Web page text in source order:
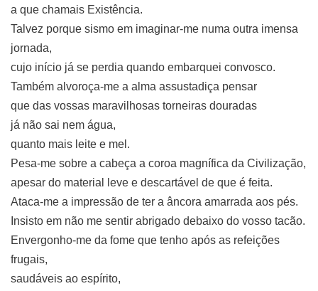
a que chamais Existência.
Talvez porque sismo em imaginar-me numa outra imensa
jornada,
cujo início já se perdia quando embarquei convosco.
Também alvoroça-me a alma assustadiça pensar
que das vossas maravilhosas torneiras douradas
já não sai nem água,
quanto mais leite e mel.
Pesa-me sobre a cabeça a coroa magnífica da Civilização,
apesar do material leve e descartável de que é feita.
Ataca-me a impressão de ter a âncora amarrada aos pés.
Insisto em não me sentir abrigado debaixo do vosso tacão.
Envergonho-me da fome que tenho após as refeições
frugais,
saudáveis ao espírito,